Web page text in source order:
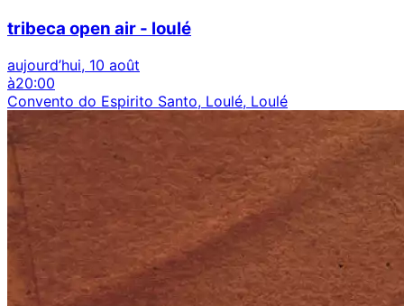
tribeca open air - loulé
aujourd’hui, 10 août
à20:00
Convento do Espirito Santo, Loulé, Loulé